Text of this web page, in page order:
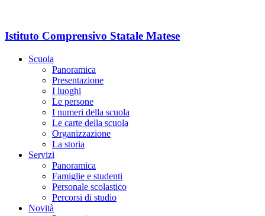
Istituto Comprensivo Statale Matese
Scuola
Panoramica
Presentazione
I luoghi
Le persone
I numeri della scuola
Le carte della scuola
Organizzazione
La storia
Servizi
Panoramica
Famiglie e studenti
Personale scolastico
Percorsi di studio
Novità